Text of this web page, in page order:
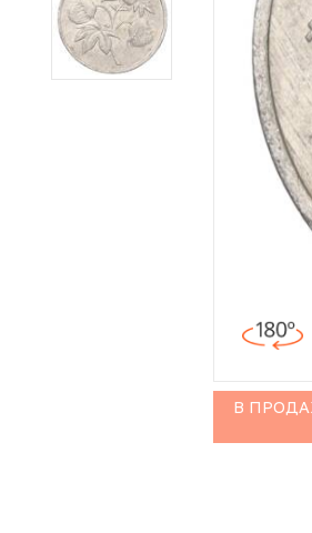
Иностранные монеты
Неофициальные выпуски монет
Античные и средневековые монеты
В